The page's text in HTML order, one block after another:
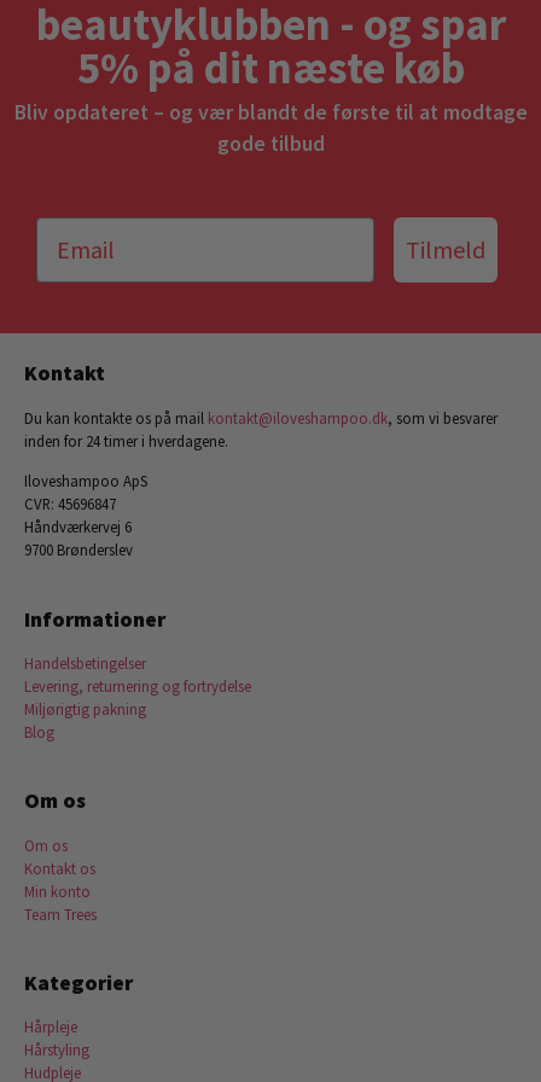
beautyklubben - og spar
5% på dit næste køb
Bliv opdateret – og vær blandt de første til at modtage
gode tilbud
Tilmeld
Kontakt
Du kan kontakte os på mail kontakt@iloveshampoo.dk, som vi besvarer
inden for 24 timer i hverdagene.
Iloveshampoo ApS
CVR: 45696847
Håndværkervej 6
9700 Brønderslev
Informationer
Handelsbetingelser
Levering, returnering og fortrydelse
Miljørigtig pakning
Blog
Om os
Om os
Kontakt os
Min konto
Team Trees
Kategorier
Hårpleje
Hårstyling
Hudpleje